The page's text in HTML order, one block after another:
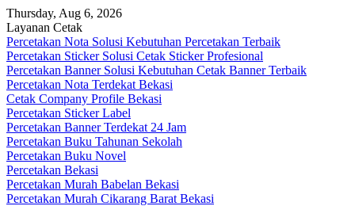
Skip
to
content
Thursday, Aug 6, 2026
Layanan Cetak
Percetakan Nota Solusi Kebutuhan Percetakan Terbaik
Percetakan Sticker Solusi Cetak Sticker Profesional
Percetakan Banner Solusi Kebutuhan Cetak Banner Terbaik
Percetakan Nota Terdekat Bekasi
Cetak Company Profile Bekasi
Percetakan Sticker Label
Percetakan Banner Terdekat 24 Jam
Percetakan Buku Tahunan Sekolah
Percetakan Buku Novel
Percetakan Bekasi
Percetakan Murah Babelan Bekasi
Percetakan Murah Cikarang Barat Bekasi